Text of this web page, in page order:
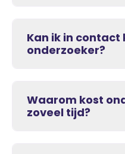
Kan ik in contact
onderzoeker?
Waarom kost
zoveel tijd?